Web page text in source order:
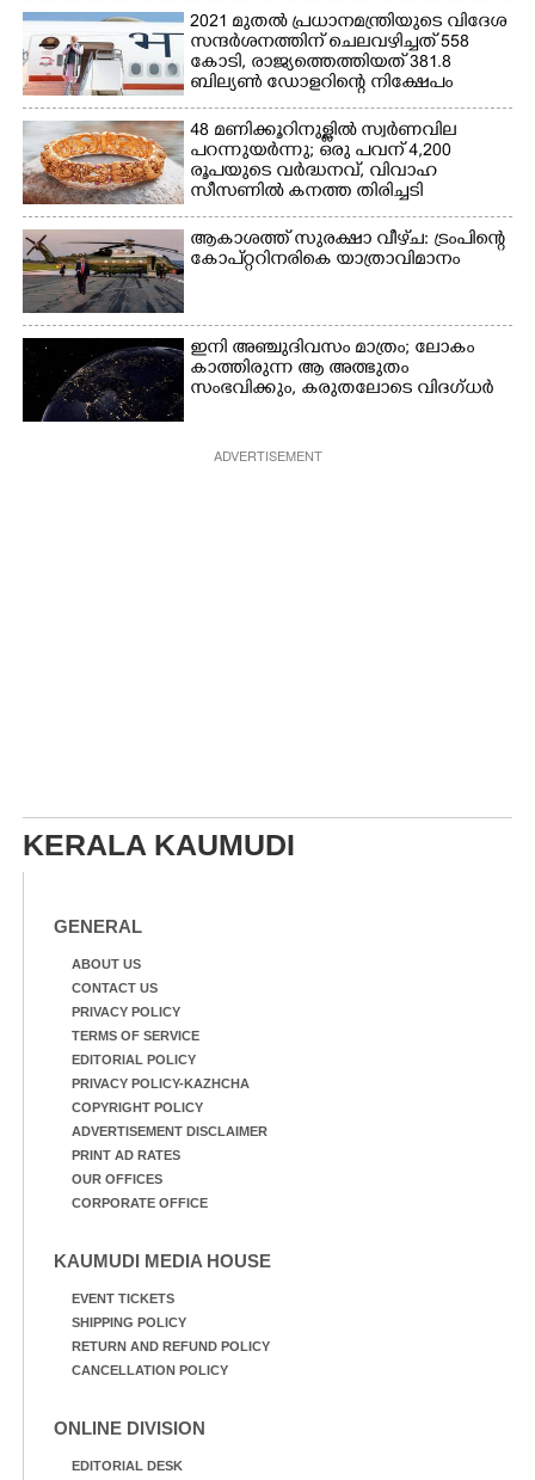
2021 മുതൽ പ്രധാനമന്ത്രിയുടെ വിദേശ
സന്ദർശനത്തിന് ചെലവഴിച്ചത് 558
കോടി, രാജ്യത്തെത്തിയത് 381.8
ബില്യൺ ഡോളറിന്റെ നിക്ഷേപം
48 മണിക്കൂറിനുള്ളിൽ സ്വർണവില
പറന്നുയർന്നു; ഒരു പവന് 4,200
രൂപയുടെ വർദ്ധനവ്, വിവാഹ
സീസണിൽ കനത്ത തിരിച്ചടി
ആകാശത്ത് സുരക്ഷാ വീഴ്‌ച: ട്രംപിന്റെ
കോ‌പ്‌റ്ററിനരികെ യാത്രാവിമാനം
ഇനി അഞ്ചുദിവസം മാത്രം; ലോകം
കാത്തിരുന്ന ആ അത്ഭുതം
സംഭവിക്കും, കരുതലോടെ വിദഗ്ധർ
ADVERTISEMENT
KERALA KAUMUDI
GENERAL
ABOUT US
CONTACT US
PRIVACY POLICY
TERMS OF SERVICE
EDITORIAL POLICY
PRIVACY POLICY-KAZHCHA
COPYRIGHT POLICY
ADVERTISEMENT DISCLAIMER
PRINT AD RATES
OUR OFFICES
CORPORATE OFFICE
KAUMUDI MEDIA HOUSE
EVENT TICKETS
SHIPPING POLICY
RETURN AND REFUND POLICY
CANCELLATION POLICY
ONLINE DIVISION
EDITORIAL DESK